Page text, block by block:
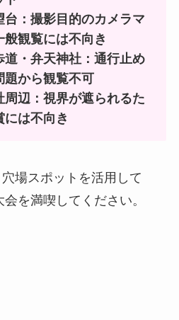
台：撮影目的のカメラマ
般観覧には不向き
道・弁天神社：通行止め
題から観覧不可
周辺：視界が遮られるた
には不向き
場スポットを活用して
を満喫してください。